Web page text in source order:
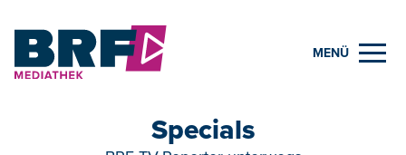
MENÜ
Specials